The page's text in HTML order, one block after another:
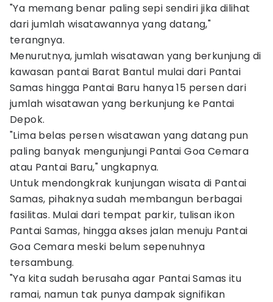
"Ya memang benar paling sepi sendiri jika dilihat
dari jumlah wisatawannya yang datang,"
terangnya.
Menurutnya, jumlah wisatawan yang berkunjung di
kawasan pantai Barat Bantul mulai dari Pantai
Samas hingga Pantai Baru hanya 15 persen dari
jumlah wisatawan yang berkunjung ke Pantai
Depok.
"Lima belas persen wisatawan yang datang pun
paling banyak mengunjungi Pantai Goa Cemara
atau Pantai Baru," ungkapnya.
Untuk mendongkrak kunjungan wisata di Pantai
Samas, pihaknya sudah membangun berbagai
fasilitas. Mulai dari tempat parkir, tulisan ikon
Pantai Samas, hingga akses jalan menuju Pantai
Goa Cemara meski belum sepenuhnya
tersambung.
"Ya kita sudah berusaha agar Pantai Samas itu
ramai, namun tak punya dampak signifikan